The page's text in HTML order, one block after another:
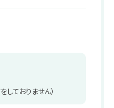
しておりません）